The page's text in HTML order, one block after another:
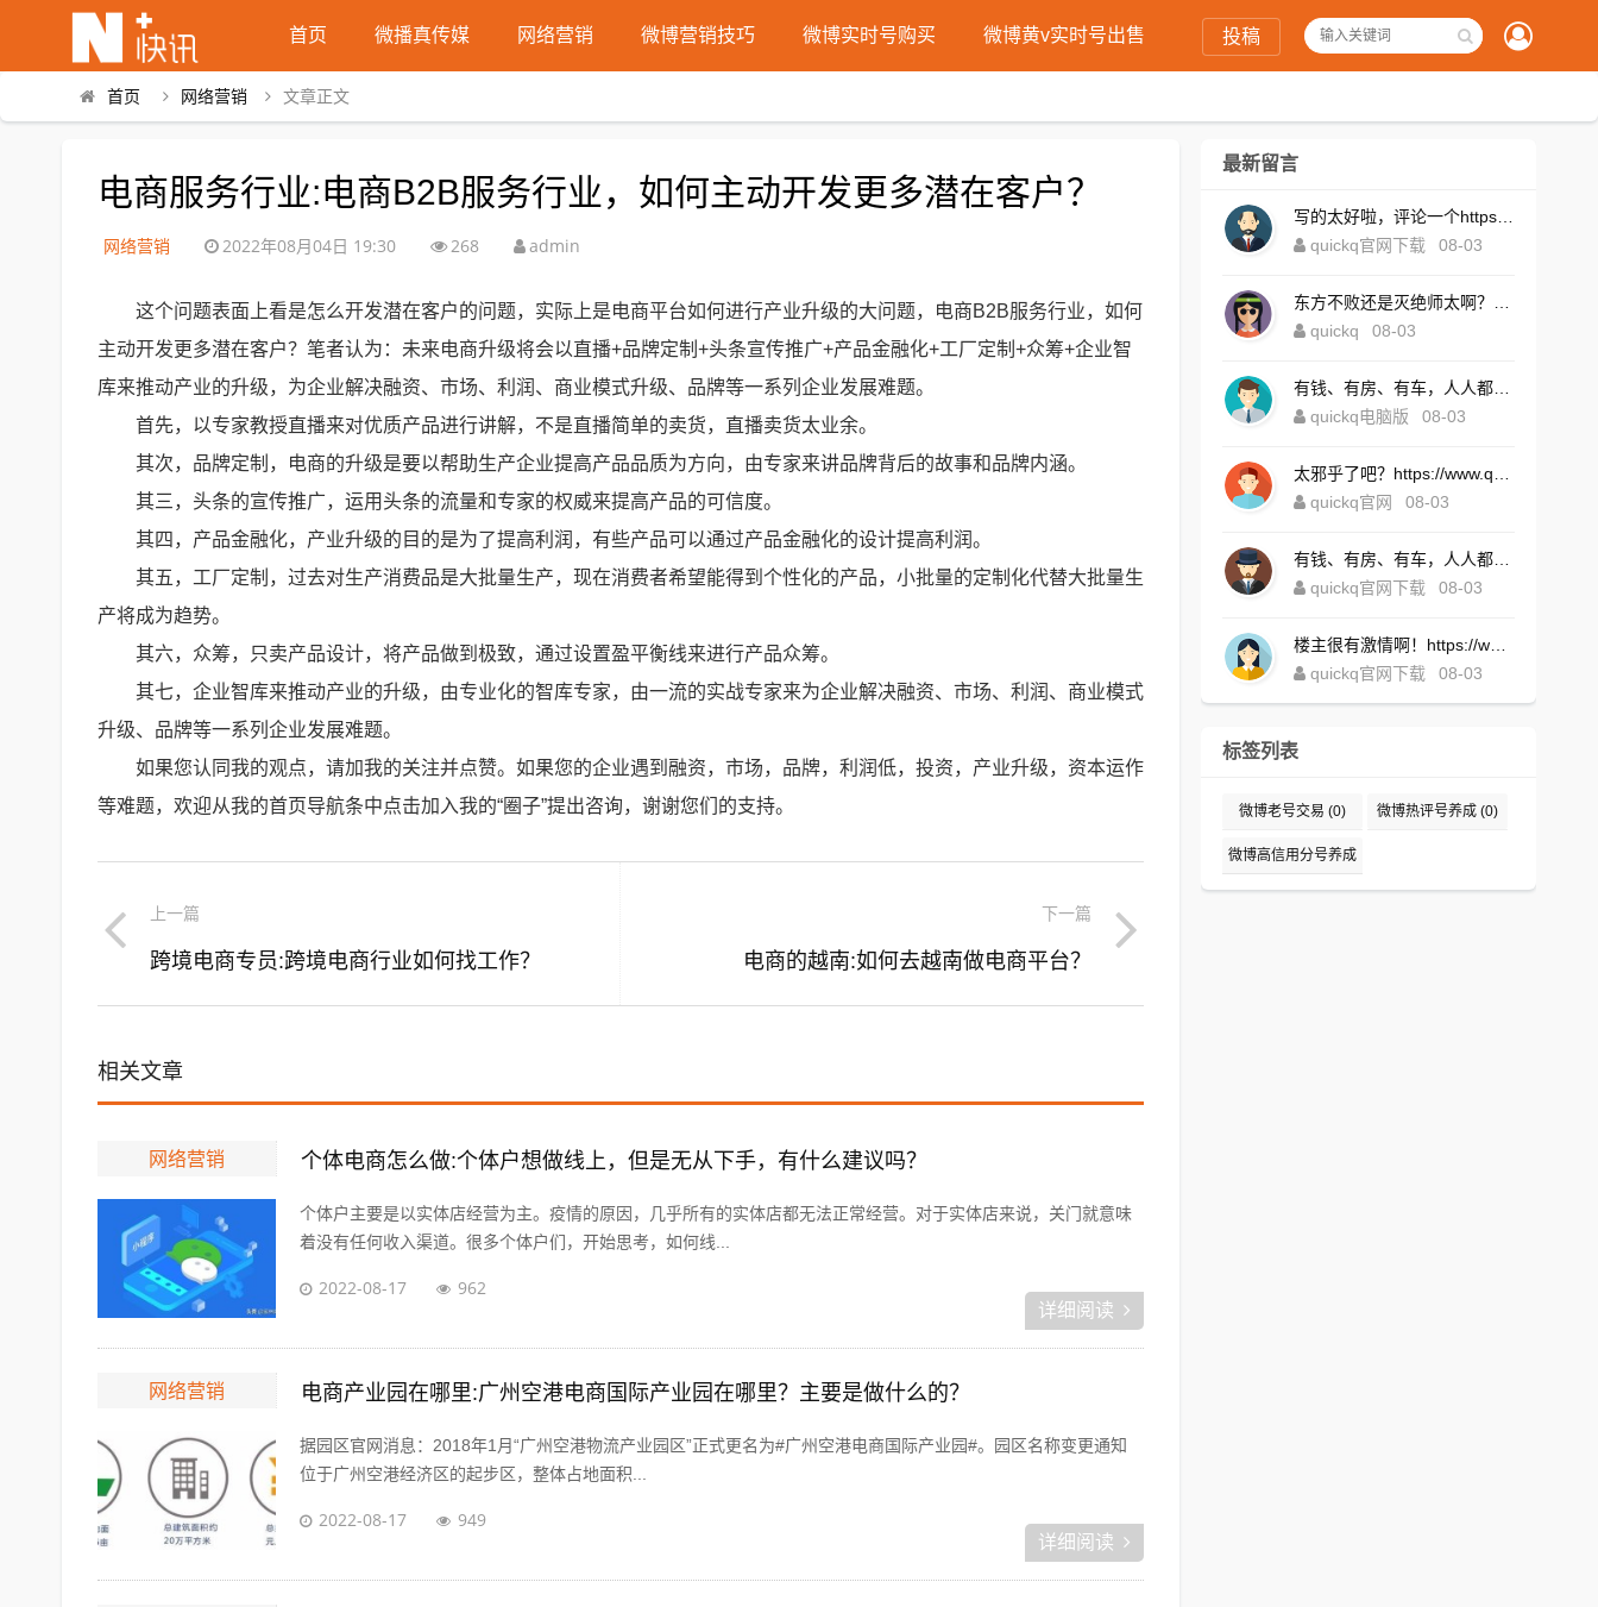
首页 微播真传媒 网络营销 微博营销技巧 微博实时号购买 微博黄v实时号出售 投稿
首页 网络营销 文章正文
电商服务行业:电商B2B服务行业，如何主动开发更多潜在客户？
网络营销 2022年08月04日 19:30 268 admin
这个问题表面上看是怎么开发潜在客户的问题，实际上是电商平台如何进行产业升级的大问题，电商B2B服务行业，如何
主动开发更多潜在客户？笔者认为：未来电商升级将会以直播+品牌定制+头条宣传推广+产品金融化+工厂定制+众筹+企业智
库来推动产业的升级，为企业解决融资、市场、利润、商业模式升级、品牌等一系列企业发展难题。
首先，以专家教授直播来对优质产品进行讲解，不是直播简单的卖货，直播卖货太业余。
其次，品牌定制，电商的升级是要以帮助生产企业提高产品品质为方向，由专家来讲品牌背后的故事和品牌内涵。
其三，头条的宣传推广，运用头条的流量和专家的权威来提高产品的可信度。
其四，产品金融化，产业升级的目的是为了提高利润，有些产品可以通过产品金融化的设计提高利润。
其五，工厂定制，过去对生产消费品是大批量生产，现在消费者希望能得到个性化的产品，小批量的定制化代替大批量生
产将成为趋势。
其六，众筹，只卖产品设计，将产品做到极致，通过设置盈平衡线来进行产品众筹。
其七，企业智库来推动产业的升级，由专业化的智库专家，由一流的实战专家来为企业解决融资、市场、利润、商业模式
升级、品牌等一系列企业发展难题。
如果您认同我的观点，请加我的关注并点赞。如果您的企业遇到融资，市场，品牌，利润低，投资，产业升级，资本运作
等难题，欢迎从我的首页导航条中点击加入我的“圈子”提出咨询，谢谢您们的支持。
上一篇
跨境电商专员:跨境电商行业如何找工作？
下一篇
电商的越南:如何去越南做电商平台？
相关文章
网络营销 个体电商怎么做:个体户想做线上，但是无从下手，有什么建议吗？
个体户主要是以实体店经营为主。疫情的原因，几乎所有的实体店都无法正常经营。对于实体店来说，关门就意味
着没有任何收入渠道。很多个体户们，开始思考，如何线...
2022-08-17 962
详细阅读
网络营销 电商产业园在哪里:广州空港电商国际产业园在哪里？主要是做什么的？
据园区官网消息：2018年1月“广州空港物流产业园区”正式更名为#广州空港电商国际产业园#。园区名称变更通知
位于广州空港经济区的起步区，整体占地面积...
2022-08-17 949
详细阅读
最新留言
quickq官网下载
08-03
quickq
08-03
quickq电脑版
08-03
quickq官网
08-03
quickq官网下载
08-03
quickq官网下载
08-03
标签列表
微博老号交易 (0) 微博热评号养成 (0)
微博高信用分号养成
(0)